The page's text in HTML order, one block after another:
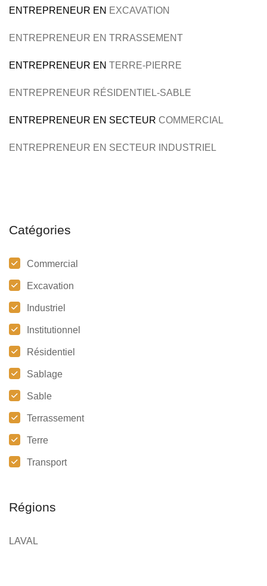
TERRE PIERRE SABLE
ENTREPRENEUR EN EXCAVATION
ENTREPRENEUR EN TRRASSEMENT
ENTREPRENEUR EN TERRE-PIERRE
ENTREPRENEUR RÉSIDENTIEL-SABLE
ENTREPRENEUR EN SECTEUR COMMERCIAL
ENTREPRENEUR EN SECTEUR INDUSTRIEL
Catégories
Commercial
Excavation
Industriel
Institutionnel
Résidentiel
Sablage
Sable
Terrassement
Terre
Transport
Régions
LAVAL